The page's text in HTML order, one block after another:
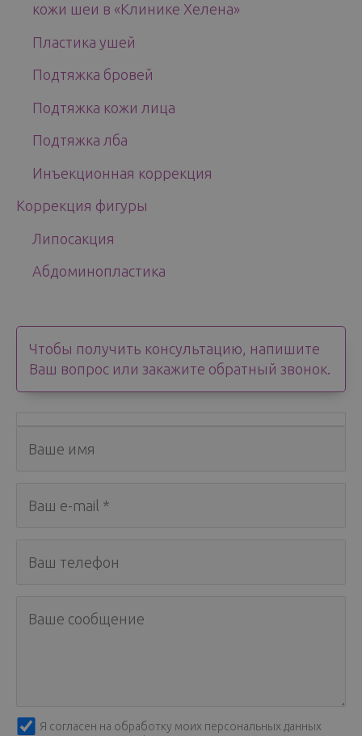
кожи шеи в «Клинике Хелена»
Пластика ушей
Подтяжка бровей
Подтяжка кожи лица
Подтяжка лба
Инъекционная коррекция
Коррекция фигуры
Липосакция
Абдоминопластика
Чтобы получить консультацию, напишите
Ваш вопрос или закажите обратный звонок.
Я согласен на обработку моих персональных данных